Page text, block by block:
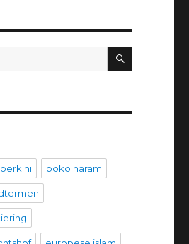
ZOEKEN
boko haram